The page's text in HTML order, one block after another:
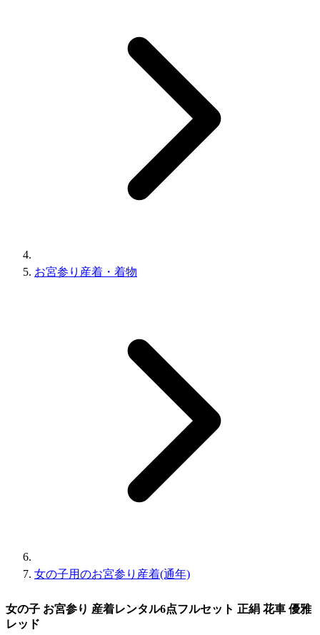
お宮参り産着・着物
女の子用のお宮参り産着(通年)
女の子 お宮参り 産着レンタル6点フルセット 正絹 花車 優雅
レッド